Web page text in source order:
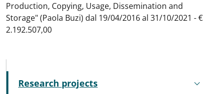
Production, Copying, Usage, Dissemination and
Storage" (Paola Buzi) dal 19/04/2016 al 31/10/2021 - €
2.192.507,00
MENU CEV SECOND NAVIGATION
Research projects
Active